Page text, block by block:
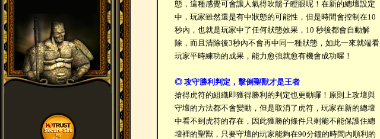
態，這種感覺可會讓人氣得吹鬍子瞪眼呢！在新的總壇設定
中，玩家雖然還是有中狀態的可能性，但是時間會控制在10
秒內，也就是玩家中了任何狀態效果，10 秒後都會自動解
除，而且清除後3秒內不會再中同一種狀態，如此一來就端看
玩家平時練功的成果，能力愈強就愈有機會成功喔！
◎ 攻守勝利判定，擊倒聖獸才是王者
搶得虎符的組織即獲得勝利的判定也更動囉！原則上攻壇與
守壇的方法都不會變動，但是取消了虎符，玩家在新的總壇
中看不到虎符的存在，因此獲勝的條件只剩能不能保護住總
壇裡的聖獸，只要守壇的玩家能夠在90分鐘的時間內順利的